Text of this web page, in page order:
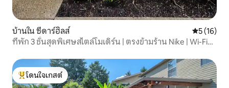
บ้านใน ซีดาร์ฮิลส์ คะแนนเฉลี่
5 (16)
ที่พัก 3 ชั้นสุดพิเศษสไตล์โมเดิร์น | ตรงข้ามร้าน Nike | Wi-Fi
โดนใจเกสต์ที่สุด
โดนใจเกสต์